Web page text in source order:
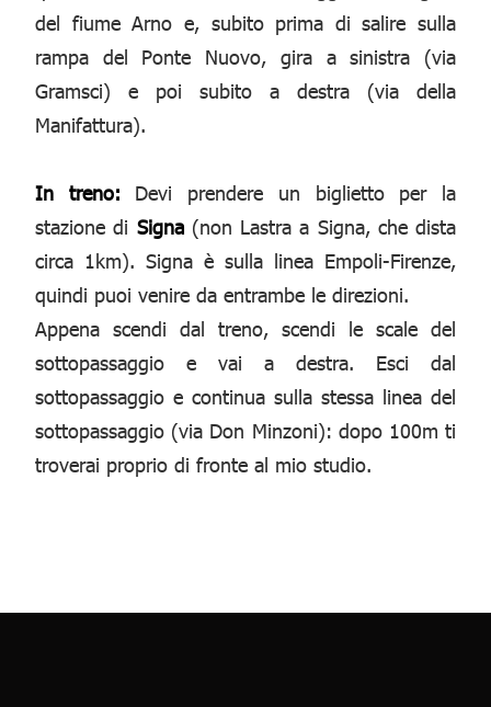
del fiume Arno e, subito prima di salire sulla
rampa del Ponte Nuovo, gira a sinistra (via
Gramsci) e poi subito a destra (via della
Manifattura).
In treno: Devi prendere un biglietto per la
stazione di Signa(non Lastra a Signa, che dista
circa 1km). Signa è sulla linea Empoli-Firenze,
quindi puoi venire da entrambe le direzioni.
Appena scendi dal treno, scendi le scale del
sottopassaggio e vai a destra. Esci dal
sottopassaggio e continua sulla stessa linea del
sottopassaggio (via Don Minzoni): dopo 100m ti
troverai proprio di fronte al mio studio.